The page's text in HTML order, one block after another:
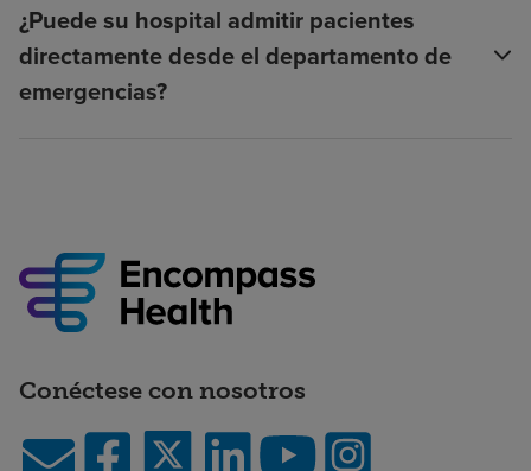
¿Puede su hospital admitir pacientes
directamente desde el departamento de
emergencias?
Conéctese con nosotros